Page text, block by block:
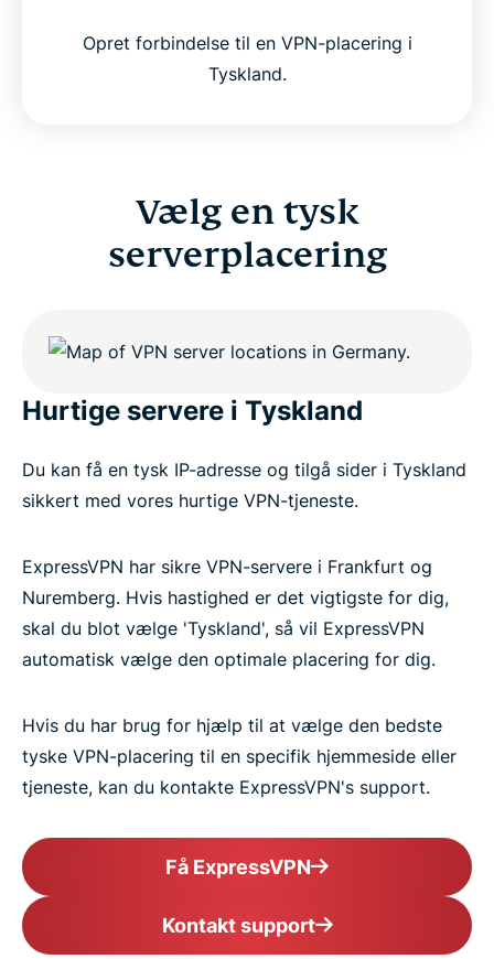
Connect to ExpressVPN servers in Germany
Why millions choose ExpressVPN
Opret forbindelse til en VPN-placering i
Tyskland.
Vælg en tysk
serverplacering
Hurtige servere i Tyskland
Du kan få en tysk IP-adresse og tilgå sider i Tyskland
sikkert med vores hurtige VPN-tjeneste.
ExpressVPN har sikre VPN-servere i Frankfurt og
Nuremberg. Hvis hastighed er det vigtigste for dig,
skal du blot vælge 'Tyskland', så vil ExpressVPN
automatisk vælge den optimale placering for dig.
Hvis du har brug for hjælp til at vælge den bedste
tyske VPN-placering til en specifik hjemmeside eller
tjeneste, kan du kontakte ExpressVPN's support.
Få ExpressVPN
Kontakt support